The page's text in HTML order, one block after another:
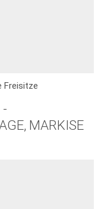
Freisitze
MARKISE